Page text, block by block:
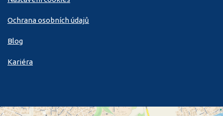
Ochrana osobních údajů
Blog
Kariéra